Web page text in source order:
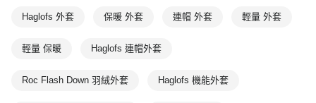
Haglofs 外套 保暖 外套 連帽 外套 輕量 外套
輕量 保暖 Haglofs 連帽外套
Roc Flash Down 羽絨外套 Haglofs 機能外套